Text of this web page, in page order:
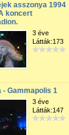
asszonya 1994
koncert
3 éve
Látták:173
- Gammapolis 1
3 éve
Látták:147